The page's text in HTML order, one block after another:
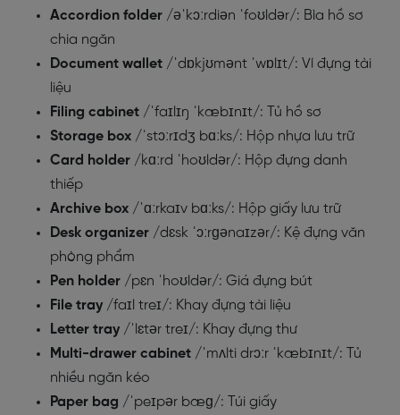
Accordion folder /əˈkɔːrdiən ˈfoʊldər/: Bìa hồ sơ
chia ngăn
Document wallet /ˈdɒkjʊmənt ˈwɒlɪt/: Ví đựng tài
liệu
Filing cabinet /ˈfaɪlɪŋ ˈkæbɪnɪt/: Tủ hồ sơ
Storage box /ˈstɔːrɪdʒ bɑːks/: Hộp nhựa lưu trữ
Card holder /kɑːrd ˈhoʊldər/: Hộp đựng danh
thiếp
Archive box /ˈɑːrkaɪv bɑːks/: Hộp giấy lưu trữ
Desk organizer /dɛsk ˈɔːrɡənaɪzər/: Kệ đựng văn
phòng phẩm
Pen holder /pɛn ˈhoʊldər/: Giá đựng bút
File tray /faɪl treɪ/: Khay đựng tài liệu
Letter tray /ˈlɛtər treɪ/: Khay đựng thư
Multi-drawer cabinet /ˈmʌlti drɔːr ˈkæbɪnɪt/: Tủ
nhiều ngăn kéo
Paper bag /ˈpeɪpər bæɡ/: Túi giấy